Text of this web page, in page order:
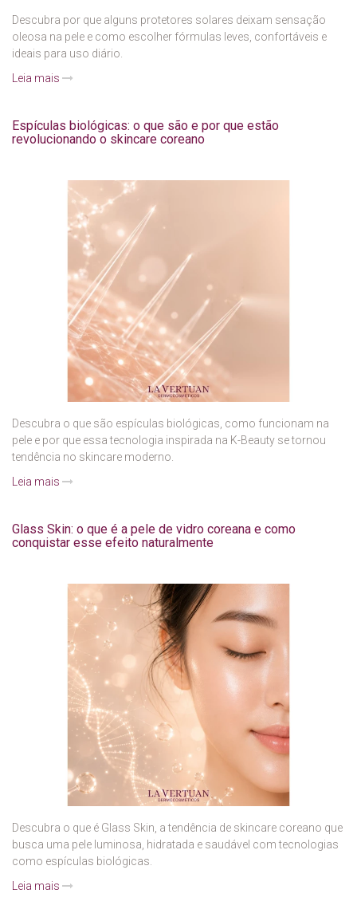
Descubra por que alguns protetores solares deixam sensação
oleosa na pele e como escolher fórmulas leves, confortáveis e
ideais para uso diário.
Leia mais
Espículas biológicas: o que são e por que estão
revolucionando o skincare coreano
Descubra o que são espículas biológicas, como funcionam na
pele e por que essa tecnologia inspirada na K-Beauty se tornou
tendência no skincare moderno.
Leia mais
Glass Skin: o que é a pele de vidro coreana e como
conquistar esse efeito naturalmente
Descubra o que é Glass Skin, a tendência de skincare coreano que
busca uma pele luminosa, hidratada e saudável com tecnologias
como espículas biológicas.
Leia mais